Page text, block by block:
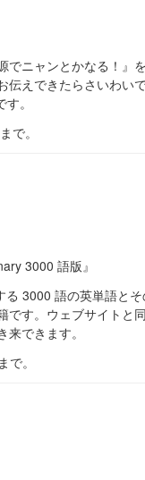
でニャンとかなる！』
伝えできたらさいわい
。
まで。
3000 語版』
3000 語の英単語と
です。ウェブサイトと
できます。
まで。